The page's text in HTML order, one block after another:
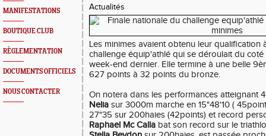
MANIFESTATIONS
BOUTIQUE CLUB
RÈGLEMENTATION
DOCUMENTS OFFICIELS
NOUS CONTACTER
Actualités
Les minimes avaient obtenu leur qualification
challenge équip'athlé qui se déroulait du
week-end dernier. Elle termine à une belle
627 points à 32 points du bronze.
On notera dans les performances atteignant
Nelia sur 3000m marche en 15"48'10 (
27"35 sur 200haies (42points) et record
Raphael Mc Calla bat son record sur le